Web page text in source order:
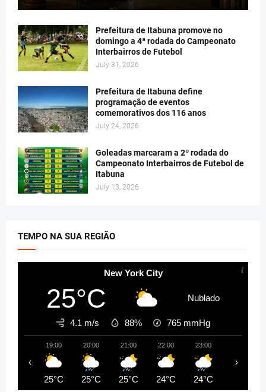
Prefeitura de Itabuna promove no
domingo a 4ª rodada do Campeonato
Interbairros de Futebol
July 31, 2026
Prefeitura de Itabuna define
programação de eventos
comemorativos dos 116 anos
July 24, 2026
Goleadas marcaram a 2º rodada do
Campeonato Interbairros de Futebol de
Itabuna
July 13, 2026
TEMPO NA SUA REGIÃO
New York City
25°C Nublado
4.1 m/s 88% 765 mmHg
19:00
25°C
20:00
25°C
21:00
25°C
22:00
24°C
23:00
24°C
‹ ›